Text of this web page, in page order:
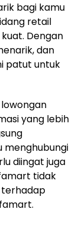
bagi kamu
retail
Dengan
dan
patut untuk
yang lebih
menghubungi
diingat juga
tidak
terhadap